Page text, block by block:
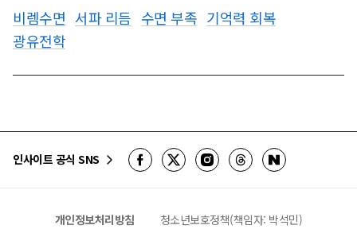
비렘수면 서파 리듬 수면 부족 기억력 회복
광유전학
인사이트 공식 SNS
개인정보처리방침 청소년보호정책(책임자: 박석민)